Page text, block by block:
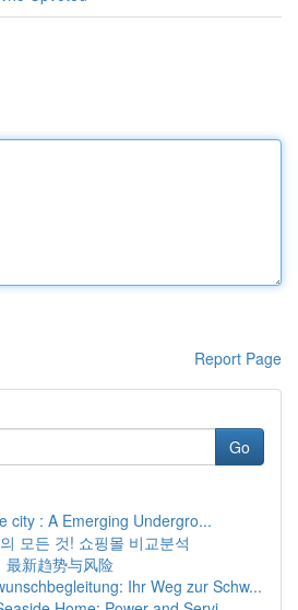
Report Page
Go
city : A Emerging Undergro...
모든 것! 쇼핑몰 비교분석
最新趋势与风险
Ihr Weg zur Schw...